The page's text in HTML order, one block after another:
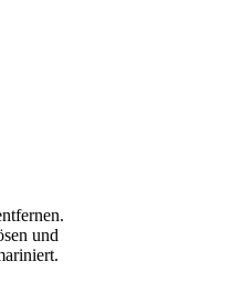
und